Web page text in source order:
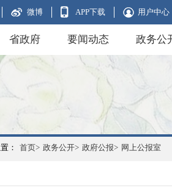
微博 APP下载 用户中心
省政府 要闻动态 政务公
： 首页> 政务公开> 政府公报> 网上公报室